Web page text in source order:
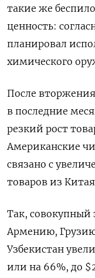
такие же
ценность:
планировал
химического
После
в последние
резкий рост
Американские
связано с
товаров из
Так, совокупный
Армению,
Узбекистан
или на 66%, до